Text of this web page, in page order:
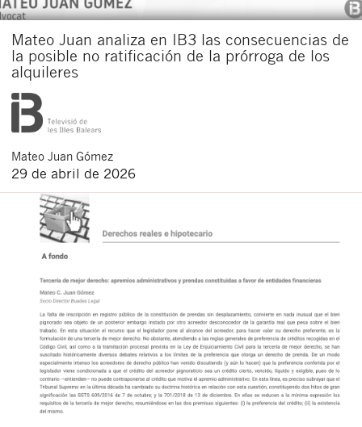
Mateo Juan analiza en IB3 las consecuencias de
la posible no ratificación de la prórroga de los
alquileres
Mateo Juan Gómez
29 de abril de 2026